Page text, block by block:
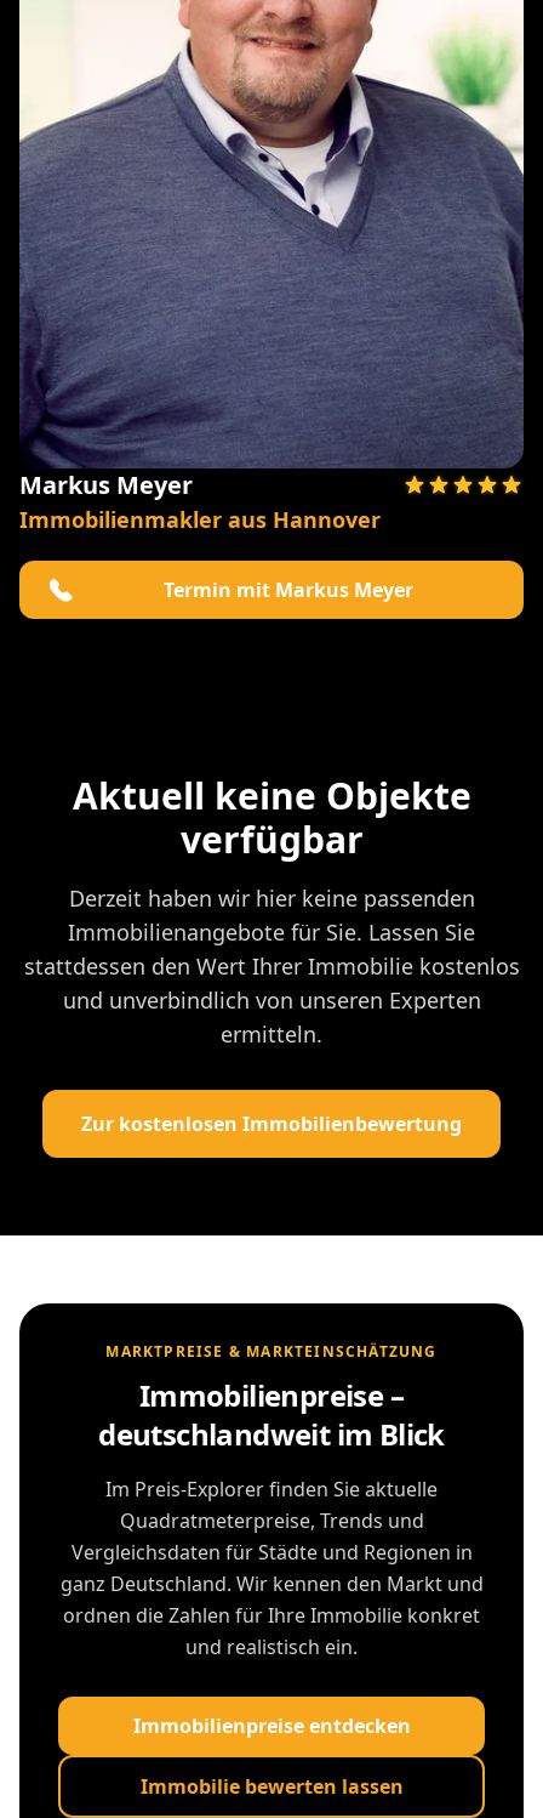
Markus Meyer
Immobilienmakler aus Hannover
Termin mit Markus Meyer
Aktuell keine Objekte
verfügbar
Derzeit haben wir hier keine passenden
Immobilienangebote für Sie. Lassen Sie
stattdessen den Wert Ihrer Immobilie kostenlos
und unverbindlich von unseren Experten
ermitteln.
Zur kostenlosen Immobilienbewertung
MARKTPREISE & MARKTEINSCHÄTZUNG
Immobilienpreise –
deutschlandweit im Blick
Im Preis-Explorer finden Sie aktuelle
Quadratmeterpreise, Trends und
Vergleichsdaten für Städte und Regionen in
ganz Deutschland. Wir kennen den Markt und
ordnen die Zahlen für Ihre Immobilie konkret
und realistisch ein.
Immobilienpreise entdecken
Immobilie bewerten lassen